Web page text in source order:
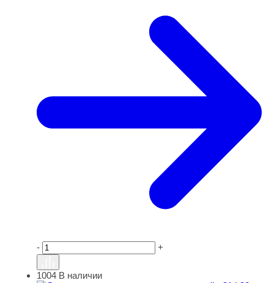
- +
1004 В наличии